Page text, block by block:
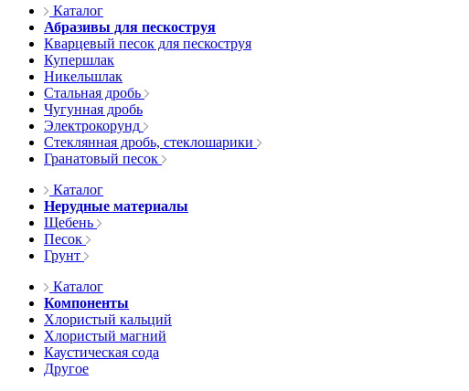
Каталог
Абразивы для пескоструя
Кварцевый песок для пескоструя
Купершлак
Никельшлак
Стальная дробь
Чугунная дробь
Электрокорунд
Стеклянная дробь, стеклошарики
Гранатовый песок
Каталог
Нерудные материалы
Щебень
Песок
Грунт
Каталог
Компоненты
Хлористый кальций
Хлористый магний
Каустическая сода
Другое